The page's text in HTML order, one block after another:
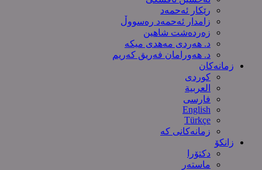
رێکار ئەحمەد
زامدار ئەحمەد رەسووڵ
زه‌رده‌شت شاهین
د. هەردی مەهدی میکە
د. هەورامان فەریق كەریم
زمانەکان
کوردی
العربیة
فارسی
English
Türkçe
زمانەکانی کە
زانکۆ
دکتۆرا
ماستەر